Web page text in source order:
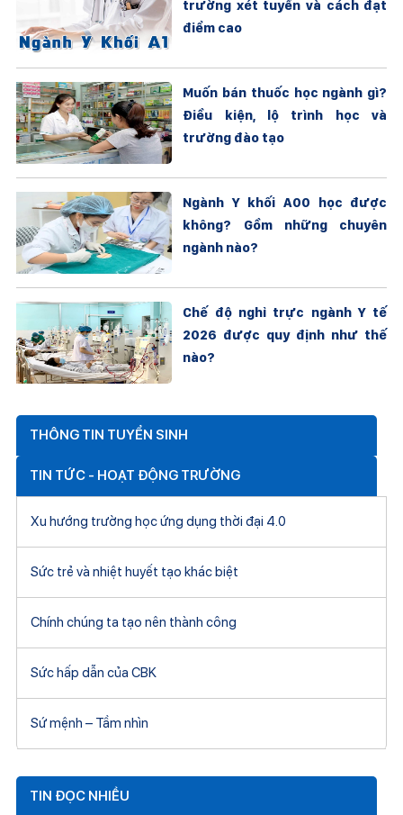
trường xét tuyển và cách đạt
điểm cao
Muốn bán thuốc học ngành gì?
Điều kiện, lộ trình học và
trường đào tạo
Ngành Y khối A00 học được
không? Gồm những chuyên
ngành nào?
Chế độ nghỉ trực ngành Y tế
2026 được quy định như thế
nào?
THÔNG TIN TUYỂN SINH
TIN TỨC - HOẠT ĐỘNG TRƯỜNG
Xu hướng trường học ứng dụng thời đại 4.0
Sức trẻ và nhiệt huyết tạo khác biệt
Chính chúng ta tạo nên thành công
Sức hấp dẫn của CBK
Sứ mệnh – Tầm nhìn
TIN ĐỌC NHIỀU